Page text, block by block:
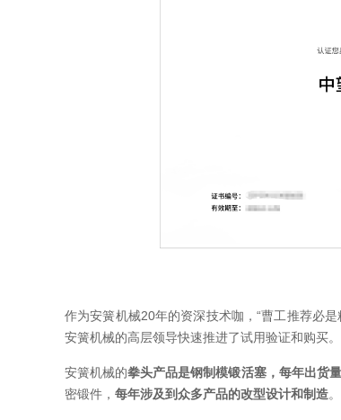
作为安簧机械20年的资深技术咖，“曹工推荐必是
安簧机械的高层领导快速推进了试用验证和购买。
安簧机械的拳头产品是钢制模锻活塞，每年出货
密锻件， 每年涉及到众多产品的改型设计和制造。